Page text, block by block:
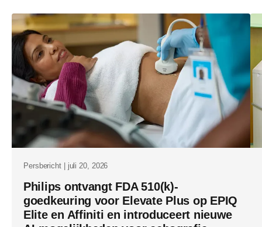
met-
ai-
gestuurde-
workflows-
voor-
klinische-
een-
hoog-
Persbericht | juli 20, 2026
Philips ontvangt FDA 510(k)-
goedkeuring voor Elevate Plus op EPIQ
Elite en Affiniti en introduceert nieuwe